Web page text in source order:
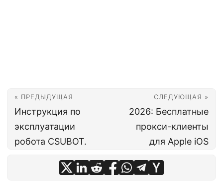
« ПРЕДЫДУЩАЯ
Инструкция по
эксплуатации
робота CSUBOT.
СЛЕДУЮЩАЯ »
2026: Бесплатные
прокси-клиенты
для Apple iOS